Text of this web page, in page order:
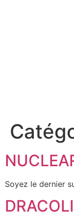
Soyez le dernier